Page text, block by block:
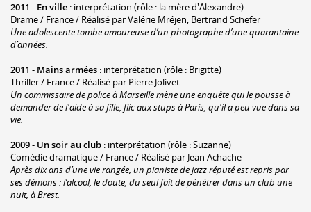
2011 - En ville : interprétation (rôle : la mère d'Alexandre)
Drame / France / Réalisé par Valérie Mréjen, Bertrand Schefer
Une adolescente tombe amoureuse d’un photographe d’une quarantaine
d’années.
2011 - Mains armées : interprétation (rôle : Brigitte)
Thriller / France / Réalisé par Pierre Jolivet
Un commissaire de police à Marseille mène une enquête qui le pousse à
demander de l'aide à sa fille, flic aux stups à Paris, qu'il a peu vue dans sa
vie.
2009- Un soir au club : interprétation (rôle : Suzanne)
Comédie dramatique / France / Réalisé par Jean Achache
Après dix ans d’une vie rangée, un pianiste de jazz réputé est repris par
ses démons : l’alcool, le doute, du seul fait de pénétrer dans un club une
nuit, à Brest.